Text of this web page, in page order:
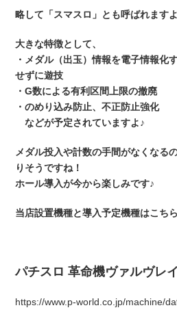
略して「スマスロ」とも呼ばれます
大きな特徴として、
・メダル（出玉）情報を電子情報化
せずに遊技
・G数による有利区間上限の撤廃
・のめり込み防止、不正防止強化
などが予定されていますよ♪
メダル投入や計数の手間がなくなる
りそうですね！
ホール導入が今から楽しみです♪
当店設置機種と導入予定機種はこち
パチスロ 革命機ヴァルヴレ
https://www.p-world.co.jp/machine/